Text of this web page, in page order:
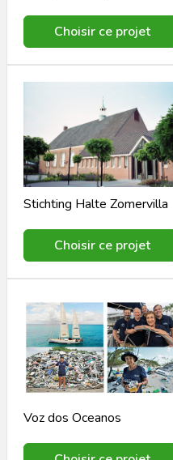
Choisir ce projet
Stichting Halte Zomervilla
Choisir ce projet
Voz dos Oceanos